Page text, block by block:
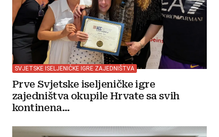
SVJETSKE ISELJENIČKE IGRE ZAJEDNIŠTVA
Prve Svjetske iseljeničke igre
zajedništva okupile Hrvate sa svih
kontinena...